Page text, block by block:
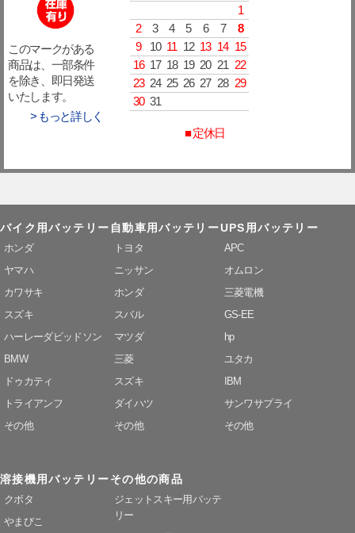
このマークがある
商品は、一部条件
を除き、即日発送
いたします。
> もっと詳しく
1
2
3 4 5 6 7
8
9
10 11 12 13 14 15
16 17 18 19 20 21 22
23 24 25 26 27 28 29
30 31
■ 定休日
バイク用バッテリー
ホンダ
ヤマハ
カワサキ
スズキ
ハーレーダビッドソン
BMW
ドゥカティ
トライアンフ
その他
自動車用バッテリー
トヨタ
ニッサン
ホンダ
スバル
マツダ
三菱
スズキ
ダイハツ
その他
UPS用バッテリー
APC
オムロン
三菱電機
GS-EE
hp
ユタカ
IBM
サンワサプライ
その他
溶接機用バッテリー
クボタ
やまびこ
その他の商品
ジェットスキー用バッテ
リー